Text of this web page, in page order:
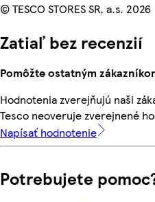
© TESCO STORES SR, a.s. 2026
Zatiaľ bez recenzií
Pomôžte ostatným
Hodnotenia zverejňujú naši
Tesco neoveruje zverejnené
Napísať hodnotenie
Potrebujete